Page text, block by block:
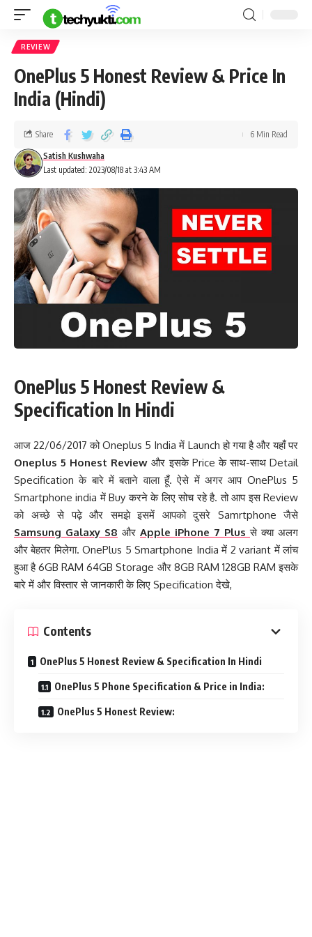
REVIEW
OnePlus 5 Honest Review & Price In
India (Hindi)
Last updated: 2023/08/18 at 3:43 AM
Satish Kushwaha
Share 6 Min Read
OnePlus 5 Honest Review &
Specification In Hindi
आज 22/06/2017 को Oneplus 5 India में Launch हो गया है और यहाँ पर
Oneplus 5 Honest Review और इसके Price के साथ-साथ Detail
Specification के बारे में बताने वाला हूँ. ऐसे में अगर आप OnePlus 5
Smartphone india में Buy करने के लिए सोच रहे है. तो आप इस Review
को अच्छे से पढ़े और समझे इसमें आपको दुसरे Samrtphone जैसे
Samsung Galaxy S8 और Apple iPhone 7 Plusसे क्या अलग
और बेहतर मिलेगा. OnePlus 5 Smartphone India में 2 variant में लांच
हुआ है 6GB RAM 64GB Storage और 8GB RAM 128GB RAM इसके
बारे में और विस्तार से जानकारी के लिए Specification देखे,
Contents
OnePlus 5 Honest Review & Specification In Hindi
OnePlus 5 Phone Specification & Price in India:
OnePlus 5 Honest Review: